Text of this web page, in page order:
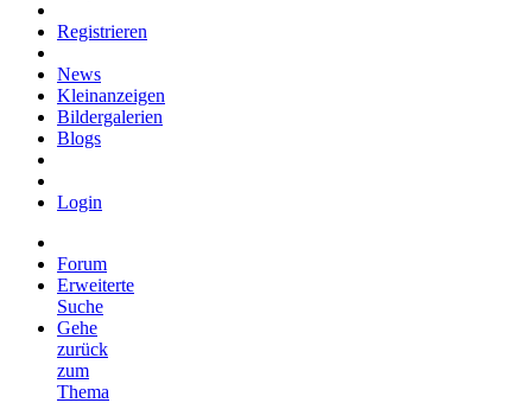
Registrieren
News
Kleinanzeigen
Bildergalerien
Blogs
Login
Forum
Erweiterte
Suche
Gehe
zurück
zum
Thema